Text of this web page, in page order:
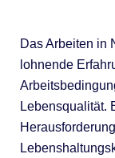
Das Arbeiten in
lohnende
Lebensqualität.